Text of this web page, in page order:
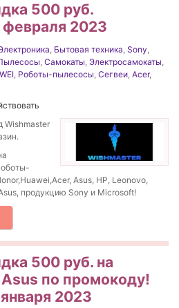
500 руб.
2023
, Бытовая техника, Sony,
, Самокаты, Электросамокаты,
, Роботы-пылесосы, Сегвеи, Acer,
Wishmaster
Asus, HP, Leonovo,
продукцию Sony и Microsoft!
500 руб. на
по промокоду!
2023